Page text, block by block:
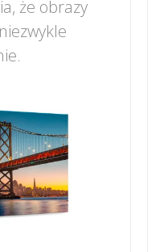
że obrazy